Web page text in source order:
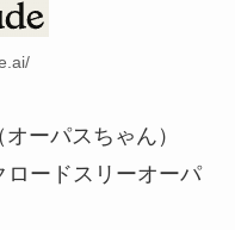
ーパスちゃん）
ロードスリーオーパ